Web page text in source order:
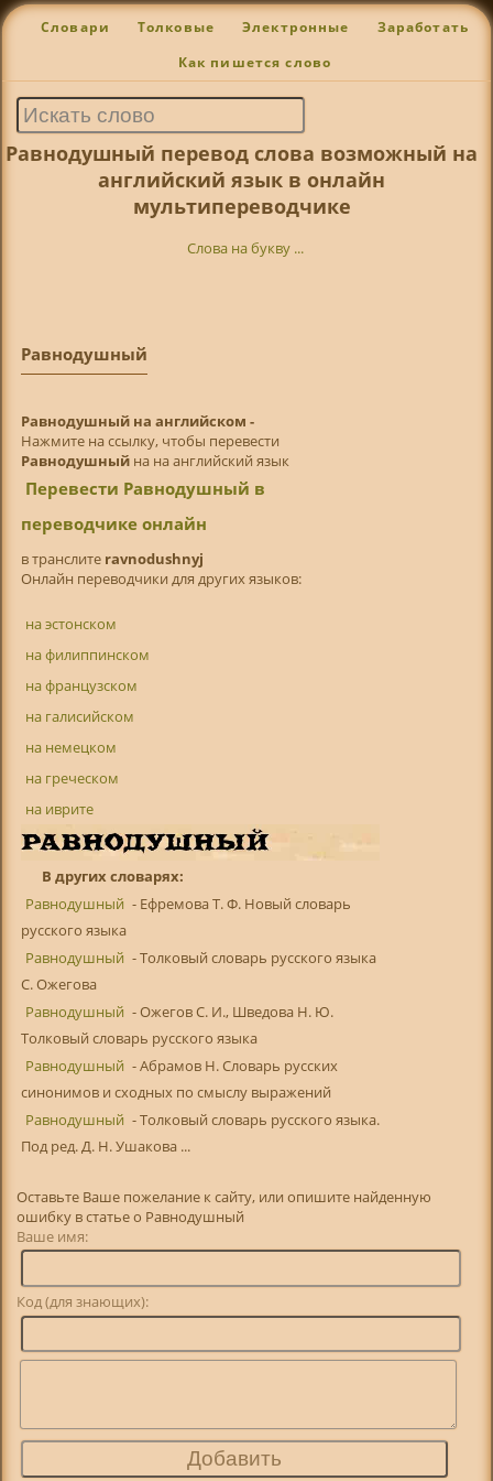
Словари Толковые Электронные Заработать
Как пишется слово
Равнодушный перевод слова возможный на
английский язык в онлайн
мультипереводчике
Слова на букву ...
Равнодушный
Равнодушный на английском -
Нажмите на ссылку, чтобы перевести
Равнодушныйна на английский язык
Перевести Равнодушный в
переводчике онлайн
в транслитe ravnodushnyj
Онлайн переводчики для других языков:
на эстонском
на филиппинском
на французском
на галисийском
на немецком
на греческом
на иврите
В других словарях:
Равнодушный - Ефремова Т. Ф. Новый словарь
русского языка
Равнодушный - Толковый словарь русского языка
С. Ожегова
Равнодушный - Ожегов С. И., Шведова Н. Ю.
Толковый словарь русского языка
Равнодушный - Абрамов Н. Словарь русских
синонимов и сходных по смыслу выражений
Равнодушный - Толковый словарь русского языка.
Под ред. Д. Н. Ушакова ...
Оставьте Ваше пожелание к сайту, или опишите найденную
ошибку в статье о Равнодушный
Ваше имя:
Код (для знающих):